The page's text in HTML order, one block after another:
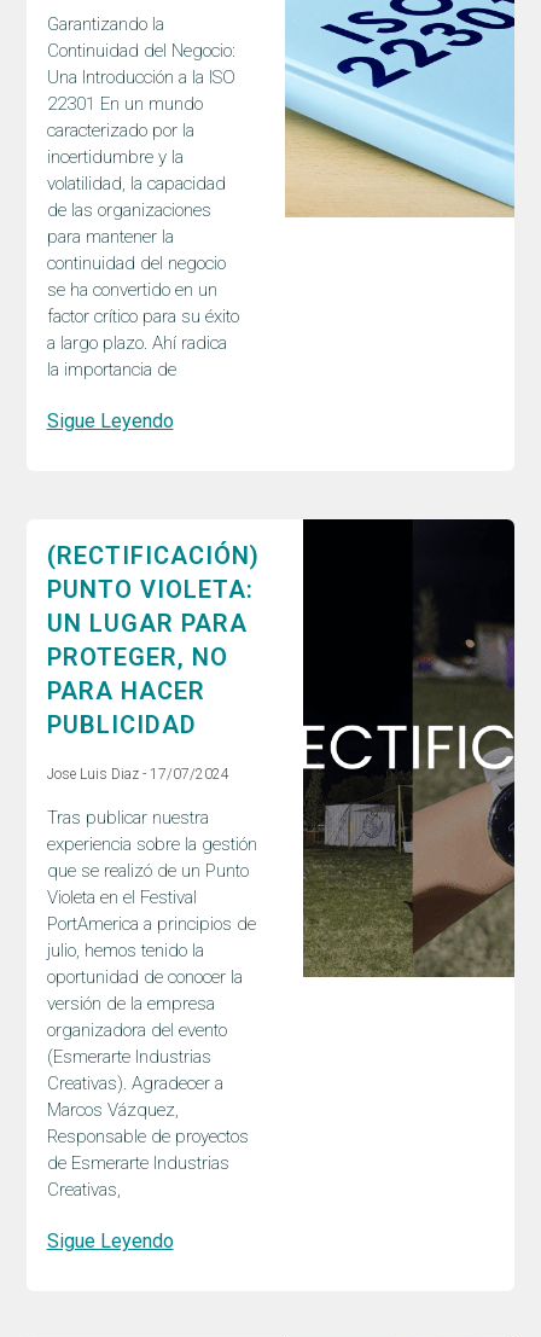
Garantizando la
Continuidad del Negocio:
Una Introducción a la ISO
22301 En un mundo
caracterizado por la
incertidumbre y la
volatilidad, la capacidad
de las organizaciones
para mantener la
continuidad del negocio
se ha convertido en un
factor crítico para su éxito
a largo plazo. Ahí radica
la importancia de
Sigue Leyendo
(RECTIFICACIÓN)
PUNTO VIOLETA:
UN LUGAR PARA
PROTEGER, NO
PARA HACER
PUBLICIDAD
Jose Luis Diaz 17/07/2024
Tras publicar nuestra
experiencia sobre la gestión
que se realizó de un Punto
Violeta en el Festival
PortAmerica a principios de
julio, hemos tenido la
oportunidad de conocer la
versión de la empresa
organizadora del evento
(Esmerarte Industrias
Creativas). Agradecer a
Marcos Vázquez,
Responsable de proyectos
de Esmerarte Industrias
Creativas,
Sigue Leyendo